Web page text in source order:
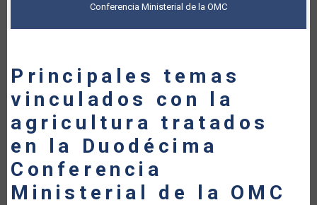
Conferencia Ministerial de la OMC
Principales temas
vinculados con la
agricultura tratados
en la Duodécima
Conferencia
Ministerial de la OMC